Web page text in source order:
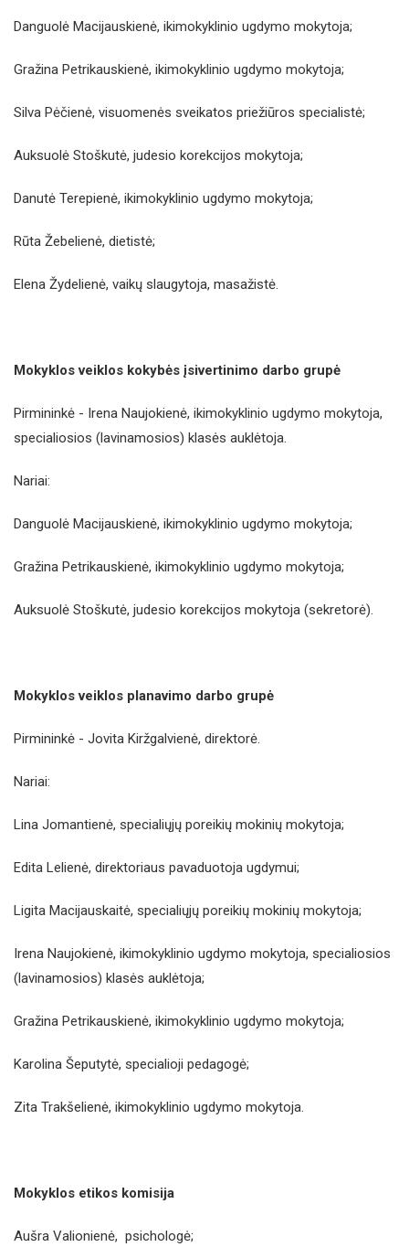
Danguolė Macijauskienė, ikimokyklinio ugdymo mokytoja;
Gražina Petrikauskienė, ikimokyklinio ugdymo mokytoja;
Silva Pėčienė, visuomenės sveikatos priežiūros specialistė;
Auksuolė Stoškutė, judesio korekcijos mokytoja;
Danutė Terepienė, ikimokyklinio ugdymo mokytoja;
Rūta Žebelienė, dietistė;
Elena Žydelienė, vaikų slaugytoja, masažistė.
Mokyklos veiklos kokybės įsivertinimo darbo grupė
Pirmininkė - Irena Naujokienė, ikimokyklinio ugdymo mokytoja,
specialiosios (lavinamosios) klasės auklėtoja.
Nariai:
Danguolė Macijauskienė, ikimokyklinio ugdymo mokytoja;
Gražina Petrikauskienė, ikimokyklinio ugdymo mokytoja;
Auksuolė Stoškutė, judesio korekcijos mokytoja (sekretorė).
Mokyklos veiklos planavimo darbo grupė
Pirmininkė - Jovita Kiržgalvienė, direktorė.
Nariai:
Lina Jomantienė, specialiųjų poreikių mokinių mokytoja;
Edita Lelienė, direktoriaus pavaduotoja ugdymui;
Ligita Macijauskaitė, specialiųjų poreikių mokinių mokytoja;
Irena Naujokienė, ikimokyklinio ugdymo mokytoja, specialiosios
(lavinamosios) klasės auklėtoja;
Gražina Petrikauskienė, ikimokyklinio ugdymo mokytoja;
Karolina Šeputytė, specialioji pedagogė;
Zita Trakšelienė, ikimokyklinio ugdymo mokytoja.
Mokyklos etikos komisija
Aušra Valionienė, psichologė;